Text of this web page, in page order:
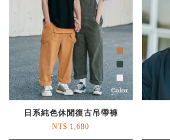
日系純色休閒復古吊帶褲
NT$ 1,680